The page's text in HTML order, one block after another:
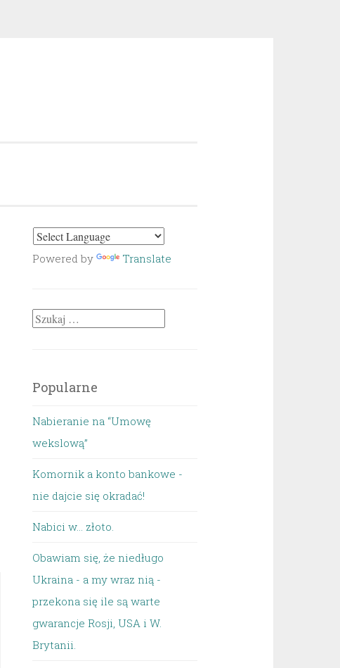
Powered by Translate
Szukaj:
Popularne
Nabieranie na “Umowę
wekslową”
Komornik a konto bankowe -
nie dajcie się okradać!
Nabici w... złoto.
Obawiam się, że niedługo
Ukraina - a my wraz nią -
przekona się ile są warte
gwarancje Rosji, USA i W.
Brytanii.